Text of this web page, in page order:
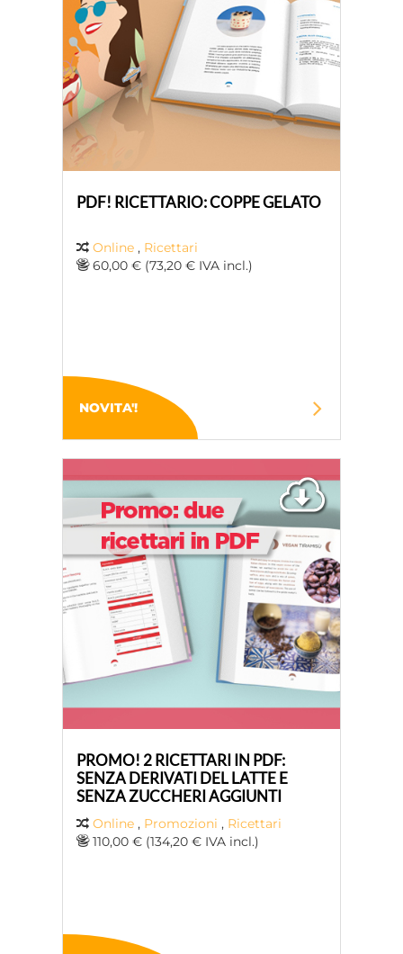
PDF! RICETTARIO: COPPE GELATO
Online , Ricettari
60,00 € (73,20 € IVA incl.)
NOVITA'!
PROMO! 2 RICETTARI IN PDF:
SENZA DERIVATI ​​DEL LATTE E
SENZA ZUCCHERI AGGIUNTI
Online , Promozioni , Ricettari
110,00 € (134,20 € IVA incl.)